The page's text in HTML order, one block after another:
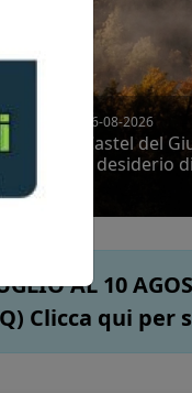
06-08-2026
Castel del
il desiderio
AL 10
Clicca qui